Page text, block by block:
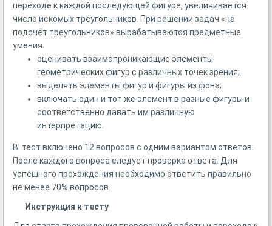
переходе к каждой последующей фигуре, увеличивается
число искомых треугольников. При решении задач «на
подсчёт треугольников» вырабатываются предметные
умения:
оценивать взаимопроникающие элементы
геометрических фигур с различных точек зрения;
выделять элементы фигур и фигуры из фона;
включать один и тот же элемент в разные фигуры и
соответственно давать им различную
интерпретацию.
В тест включено 12 вопросов с одним вариантом ответов.
После каждого вопроса следует проверка ответа. Для
успешного прохождения необходимо ответить правильно
не менее 70% вопросов.
Инструкция к тесту